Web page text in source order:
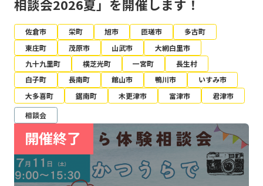
相談会2026夏」を開催します！
佐倉市 栄町 旭市 匝瑳市
多古町
東庄町
茂原市 山武市
大網白里市
九十九里町
横芝光町 一宮町
長生村
白子町
長南町 館山市 鴨川市
いすみ市
大多喜町
鋸南町 木更津市 富津市
君津市
相談会